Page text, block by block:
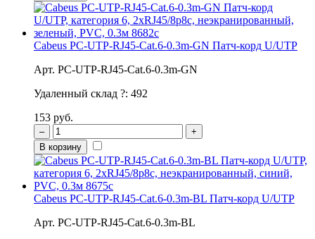
Cabeus PC-UTP-RJ45-Cat.6-0.3m-GN Патч-корд U/UTP
Арт. PC-UTP-RJ45-Cat.6-0.3m-GN
Удаленный склад ?: 492
153 руб.
–
+
В корзину
Cabeus PC-UTP-RJ45-Cat.6-0.3m-BL Патч-корд U/UTP
Арт. PC-UTP-RJ45-Cat.6-0.3m-BL